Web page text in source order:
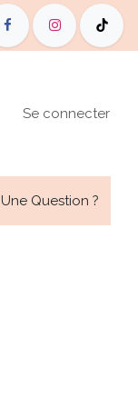
Se connecter
Une Question ?